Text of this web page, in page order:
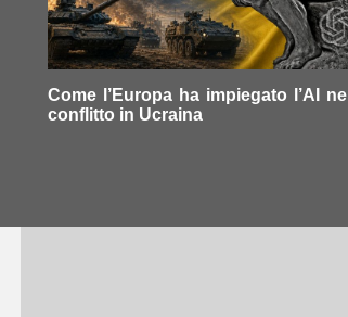
Come l’Europa ha impiegato l’AI nel
conflitto in Ucraina